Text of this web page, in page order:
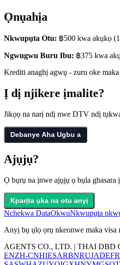
Ọnụahịa
Nkwupụta Otu: ฿500 kwa akụkọ
Ngwugwu Buru Ibu: ฿375 kwa
Krediti anaghị agwụ - zuru oke
Ị dị njikere ịmalite?
Jikọọ na narị ndị nwe DTV ndị
Debanye Aha Ugbu a
Ajụjụ?
Ọ bụrụ na ịnwe ajụjụ ọ bụla
Kparịta ụka na otu anyị
Nchekwa DataOkwuNkwupụta
Anyị bụ ụlọ ọrụ nkeonwe maka visa
AGENTS CO., LTD. | THAI DBD
ENZH-CNHIESARBNRUJADEFR